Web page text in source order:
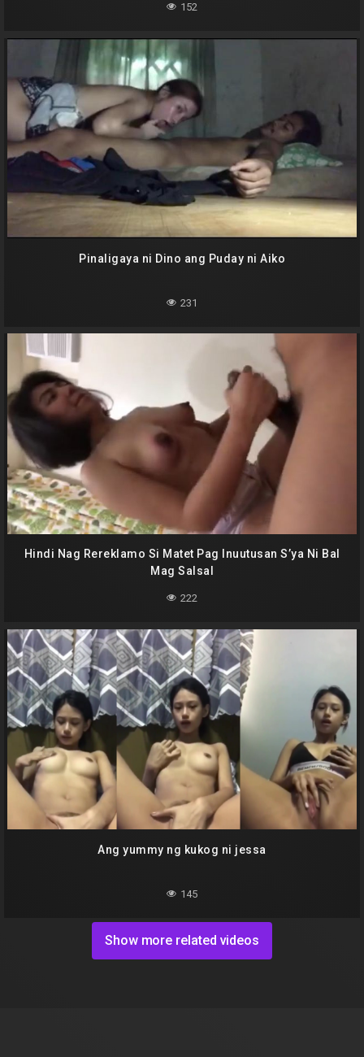
152
Pinaligaya ni Dino ang Puday ni Aiko
231
Hindi Nag Rereklamo Si Matet Pag Inuutusan S’ya Ni Bal
Mag Salsal
222
Ang yummy ng kukog ni jessa
145
Show more related videos